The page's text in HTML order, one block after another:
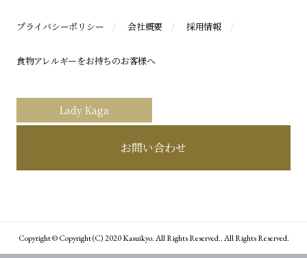
プライバシーポリシー 会社概要 採用情報
食物アレルギーをお持ちのお客様へ
Lady Kaga
お問い合わせ
Copyright © Copyright (C) 2020 Kasuikyo. All Rights Reserved.. All Rights Reserved.